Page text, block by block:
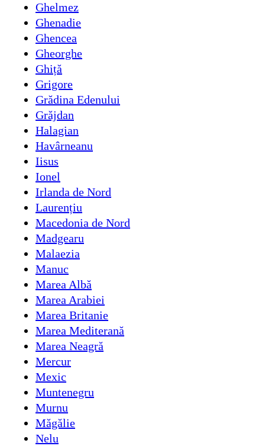
Ghelmez
Ghenadie
Ghencea
Gheorghe
Ghiță
Grigore
Grădina Edenului
Grăjdan
Halagian
Havârneanu
Iisus
Ionel
Irlanda de Nord
Laurențiu
Macedonia de Nord
Madgearu
Malaezia
Manuc
Marea Albă
Marea Arabiei
Marea Britanie
Marea Mediterană
Marea Neagră
Mercur
Mexic
Muntenegru
Murnu
Măgălie
Nelu